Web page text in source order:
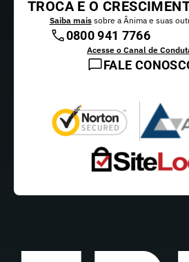
TROCA E O
Saiba maissobre a Ânima e suas
0800 941 7766
Acesse o Canal de
FALE